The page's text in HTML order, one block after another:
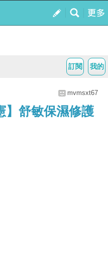
我的
訂閱
mvmsxt67
】舒敏保濕修護